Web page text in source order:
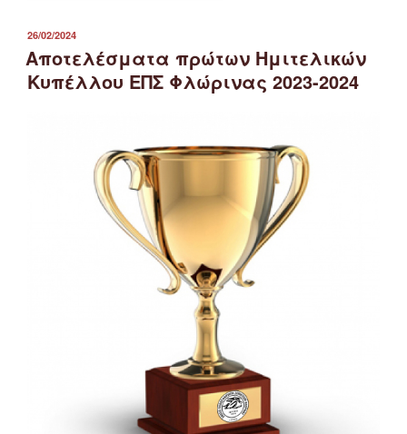
Κατηγορίας
ΕΠΣ
Φλώρινας
&
7/4/2024
καθώς
και
Ημιτελικού
Κυπέλλου”
ΔΗΜΟΣΙΕΎΤΗΚΕ
ΣΤΙΣ
26/02/2024
Αποτελέσματα πρώτων Ημιτελικών
Κυπέλλου ΕΠΣ Φλώρινας 2023-2024